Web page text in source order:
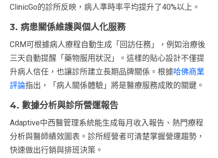
ClinicGo的診所反映，病人準時率平均提升了40%以上。
3. 病患關係維護與個人化服務
CRM可根據病人療程自動生成「回訪任務」，例如治療後
三天自動提醒「藥物服用狀況」。這樣的貼心設計不僅提
升病人信任，也讓診所建立長期品牌關係。根據哈佛商業
評論指出，「病人關係體驗」將是醫療服務成敗的關鍵。
4. 數據分析與診所營運報告
Adaptive中西醫管理系統能生成每月收入報告、熱門療程
分析與醫師績效圖表。診所經營者可清楚掌握營運趨勢，
快速做出行銷與排班決策。